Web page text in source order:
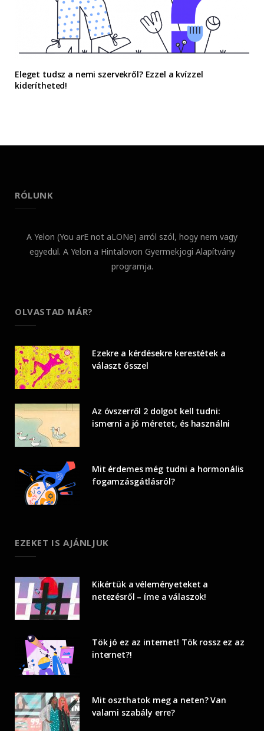
Eleget tudsz a nemi szervekről? Ezzel a kvízzel
kiderítheted!
RÓLUNK
A Yelon (You arE not aLONe) arról szól, hogy nem vagy
egyedül. A Yelon a Hintalovon Gyermekjogi Alapítvány
programja.
OLVASTAD MÁR?
Ezekre a kérdésekre kerestétek a
választ ősszel
Az óvszerről 2 dolgot kell tudni:
ismerni a jó méretet, és használni
Mit érdemes még tudni a hormonális
fogamzásgátlásról?
EZEKET IS AJÁNLJUK
Kikértük a véleményeteket a
netezésről – íme a válaszok!
Tök jó ez az internet! Tök rossz ez az
internet?!
Mit oszthatok meg a neten? Van
valami szabály erre?